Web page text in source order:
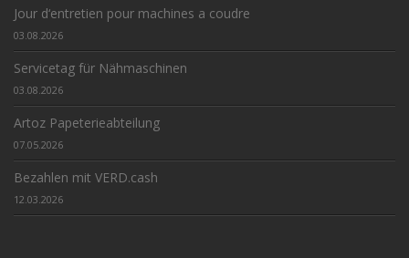
Jour d‘entretien pour machines a coudre
03.08.2026
Servicetag für Nähmaschinen
03.08.2026
Artoz Papeterieabteilung
07.05.2026
Bezahlen mit VERD.cash
12.03.2026